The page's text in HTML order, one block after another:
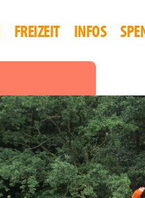
FREIZEIT INFOS